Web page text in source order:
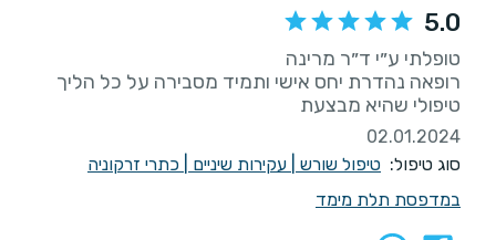
5.0
רופאה נהדרת יחס אישי ותמיד מסבירה על כל הליך
טיפולי שהיא מבצעת
02.01.2024
סוג טיפול: טיפול שורש עקירות שיניים
כתרי זרקוניה
במדפסת תלת מימד